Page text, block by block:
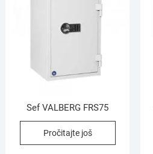
Sef VALBERG FRS75
Pročitajte još